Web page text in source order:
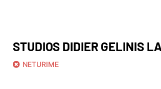
STUDIOS DIDIER GELINIS
NETURIME